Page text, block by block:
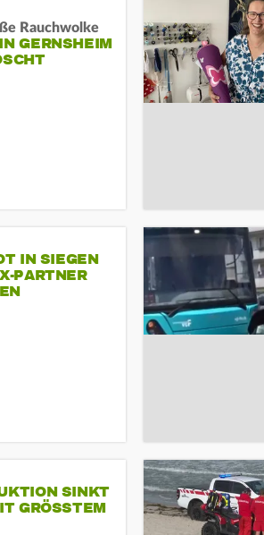
Rauchwolke
GERNSHEIM E
IN SIEGEN
PARTNER
SINKT
GRÖSSTEM R